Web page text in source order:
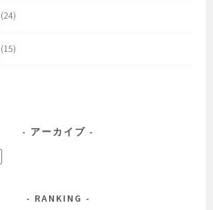
(24)
(15)
アーカイブ
RANKING